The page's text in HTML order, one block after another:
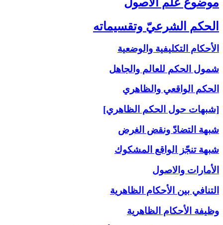
الحكم الشرعيّ وتقسيماته‏
الأحكام التكليفية والوضعية
شمول الحكم للعالم والجاهل
الحكم الواقعي والظاهري
[شبهات حول الحكم الظاهري]
شبهة التضادّ ونقض الغرض
شبهة تنجّز الواقع المشكوك
الأمارات والاصول
التنافي بين الأحكام الظاهرية
وظيفة الأحكام الظاهرية